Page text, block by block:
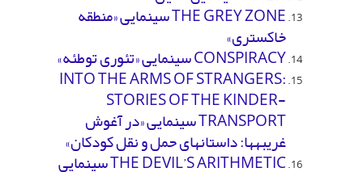
THE GREY ZONE سینمایی «منطقه
خاکستری»
CONSPIRACY سینمایی «تئوری توطئه»
INTO THE ARMS OF STRANGERS:
STORIES OF THE KINDER-
TRANSPORT سینمایی «در آغوش
غریبه­ها: داستان­های حمل و نقل کودکان»
THE DEVIL’S ARITHMETIC سینمایی